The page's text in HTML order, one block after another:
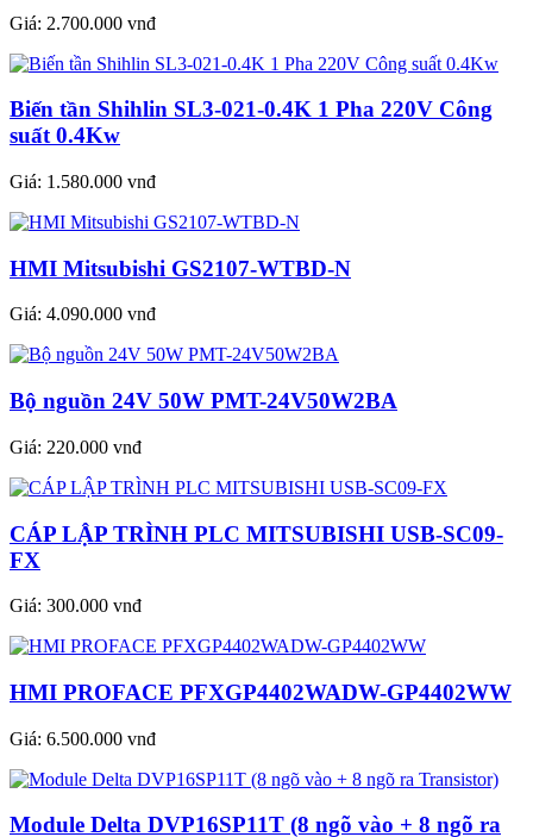
Giá: 2.700.000 vnđ
Biến tần Shihlin SL3-021-0.4K 1 Pha 220V Công
suất 0.4Kw
Giá: 1.580.000 vnđ
HMI Mitsubishi GS2107-WTBD-N
Giá: 4.090.000 vnđ
Bộ nguồn 24V 50W PMT-24V50W2BA
Giá: 220.000 vnđ
CÁP LẬP TRÌNH PLC MITSUBISHI USB-SC09-
FX
Giá: 300.000 vnđ
HMI PROFACE PFXGP4402WADW-GP4402WW
Giá: 6.500.000 vnđ
Module Delta DVP16SP11T (8 ngõ vào + 8 ngõ ra